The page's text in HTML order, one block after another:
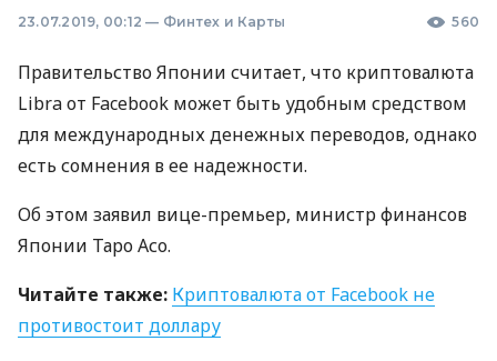
23.07.2019, 00:12 — Финтех и Карты 560
Правительство Японии считает, что криптовалюта
Libra от Facebook может быть удобным средством
для международных денежных переводов, однако
есть сомнения в ее надежности.
Об этом заявил вице-премьер, министр финансов
Японии Таро Асо.
Читайте также: Криптовалюта от Facebook не
противостоит доллару